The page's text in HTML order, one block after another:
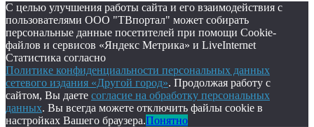
С целью улучшения работы сайта и его взаимодействия с
пользователями ООО "ТВпортал" может собирать
персональные данные посетителей при помощи Cookie-
файлов и сервисов «Яндекс Метрика» и LiveInternet
Статистика согласно
Политике конфиденциальности персональных данных
сетевого издания «Другой город». Продолжая работу с
сайтом, Вы даете согласие на обработку персональных
данных. Вы всегда можете отключить файлы cookie в
настройках Вашего браузера.Понятно